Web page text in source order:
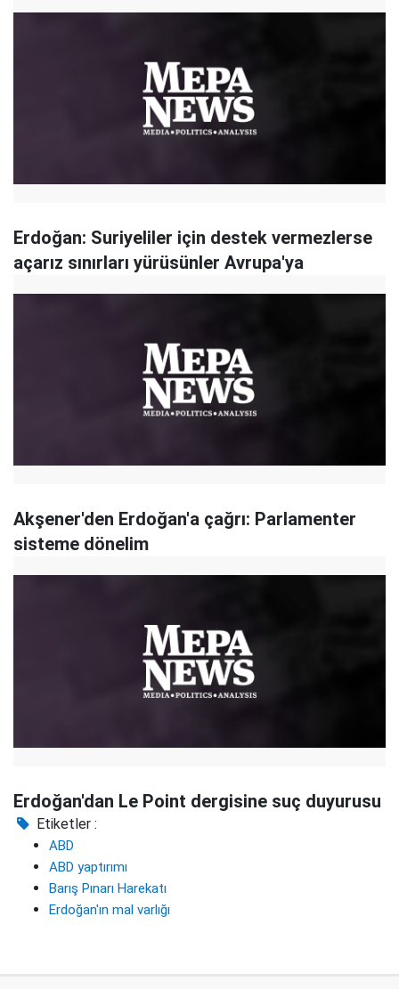
Erdoğan: Suriyeliler için destek vermezlerse
açarız sınırları yürüsünler Avrupa'ya
Akşener'den Erdoğan'a çağrı: Parlamenter
sisteme dönelim
Erdoğan'dan Le Point dergisine suç duyurusu
Etiketler :
ABD
ABD yaptırımı
Barış Pınarı Harekatı
Erdoğan'ın mal varlığı